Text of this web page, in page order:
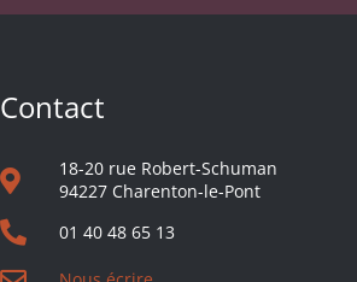
Contact
18-20 rue Robert-Schuman
94227 Charenton-le-Pont
01 40 48 65 13